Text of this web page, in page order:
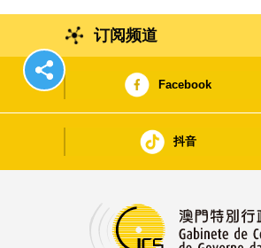
订阅频道
Facebook
抖音